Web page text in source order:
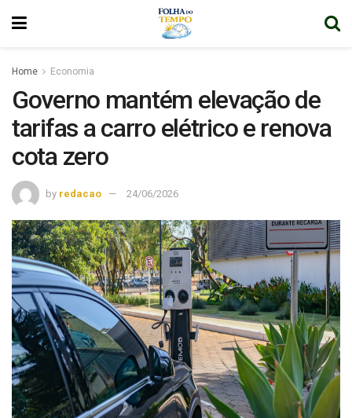
Home Economia
Governo mantém elevação de
tarifas a carro elétrico e renova
cota zero
by redacao 24/06/2026